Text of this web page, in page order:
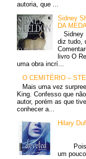
autoria, que ...
Sidney
DA
Sidney
diz tudo,
livro O
uma obra incrí...
O CEMITÉRIO –
Mais uma vez
King. Confesso que
autor, porém as que
conhecer a...
Hilary
Pois
um